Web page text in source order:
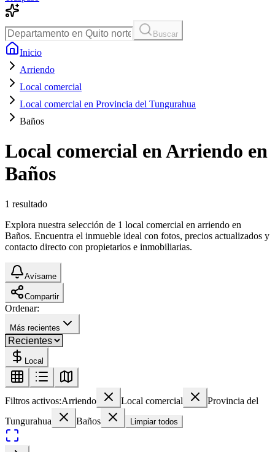
Buscar
Inicio
Arriendo
Local comercial
Local comercial en Provincia del Tungurahua
Baños
Local comercial en Arriendo en
Baños
1 resultado
Explora nuestra selección de 1 local comercial en arriendo en
Baños. Encuentra el inmueble ideal con fotos, precios actualizados y
contacto directo con propietarios e inmobiliarias.
Avísame
Compartir
Ordenar:
Más recientes
Local
Filtros activos:Arriendo Local comercial
Provincia del
Tungurahua
Baños Limpiar todos